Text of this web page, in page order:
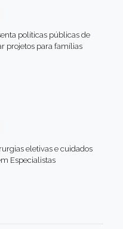
políticas públicas de
projetos para famílias
eletivas e cuidados
Especialistas